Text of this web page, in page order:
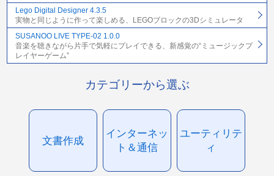
Lego Digital Designer 4.3.5
実物と同じように作って楽しめる、LEGOブロックの3Dシミュレータ
SUSANOO LIVE TYPE-02 1.0.0
音楽を聴きながら片手で気軽にプレイできる、新感覚の“ミュージックプ
レイヤーゲーム”
カテゴリーから選ぶ
文書作成
インターネッ
ト＆通信
ユーティリテ
ィ